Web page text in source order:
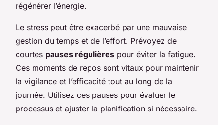
régénérer l’énergie.
Le stress peut être exacerbé par une mauvaise
gestion du temps et de l’effort. Prévoyez de
courtes pauses régulières pour éviter la fatigue.
Ces moments de repos sont vitaux pour maintenir
la vigilance et l’efficacité tout au long de la
journée. Utilisez ces pauses pour évaluer le
processus et ajuster la planification si nécessaire.